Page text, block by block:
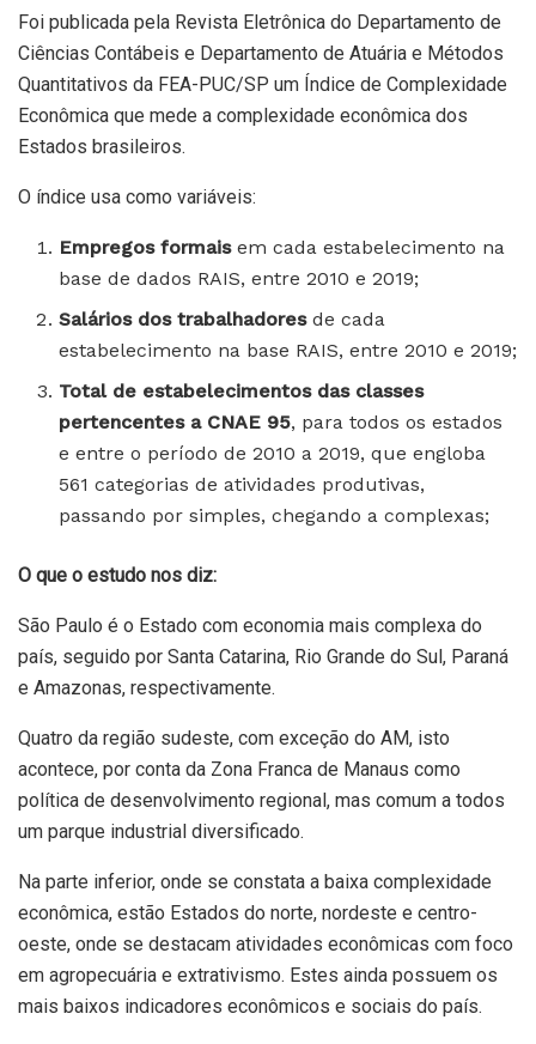
Foi publicada pela Revista Eletrônica do Departamento de
Ciências Contábeis e Departamento de Atuária e Métodos
Quantitativos da FEA-PUC/SP um Índice de Complexidade
Econômica que mede a complexidade econômica dos
Estados brasileiros.
O índice usa como variáveis:
Empregos formaisem cada estabelecimento na
base de dados RAIS, entre 2010 e 2019;
Salários dos trabalhadoresde cada
estabelecimento na base RAIS, entre 2010 e 2019;
Total de estabelecimentos das classes
pertencentes a CNAE 95, para todos os estados
e entre o período de 2010 a 2019, que engloba
561 categorias de atividades produtivas,
passando por simples, chegando a complexas;
O que o estudo nos diz:
São Paulo é o Estado com economia mais complexa do
país, seguido por Santa Catarina, Rio Grande do Sul, Paraná
e Amazonas, respectivamente.
Quatro da região sudeste, com exceção do AM, isto
acontece, por conta da Zona Franca de Manaus como
política de desenvolvimento regional, mas comum a todos
um parque industrial diversificado.
Na parte inferior, onde se constata a baixa complexidade
econômica, estão Estados do norte, nordeste e centro-
oeste, onde se destacam atividades econômicas com foco
em agropecuária e extrativismo. Estes ainda possuem os
mais baixos indicadores econômicos e sociais do país.